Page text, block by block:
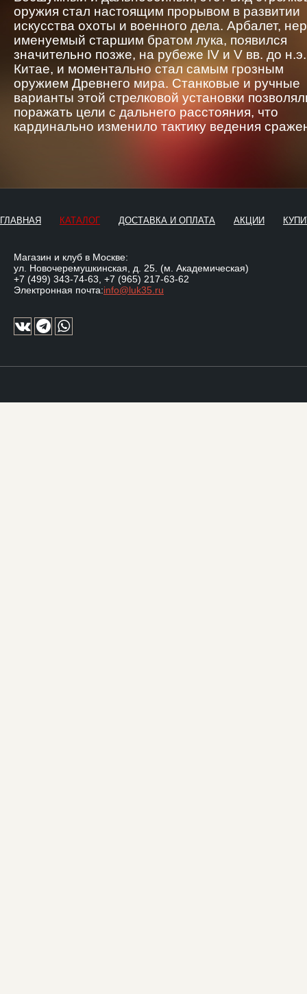
оружия стал настоящим прорывом в развитии
искусства охоты и военного дела. Арбалет,
именуемый старшим братом лука, появился
значительно позже, на рубеже IV и V вв. до
Китае, и моментально стал самым грозным
оружием Древнего мира. Станковые и ручные
варианты этой стрелковой установки
поражать цели с дальнего расстояния, что
кардинально изменило тактику ведения
ГЛАВНАЯ КАТАЛОГ ДОСТАВКА И ОПЛАТА АКЦИИ
Магазин и клуб в Москве:
ул. Новочеремушкинская, д. 25. (м. Академическая)
+7 (499) 343-74-63 +7 (965) 217-63-62
Электронная почта:info@luk35.ru